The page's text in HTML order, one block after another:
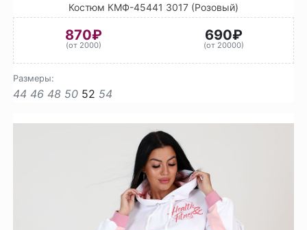
Костюм КМФ-45441 3017 (Розовый)
870₽
(от 2000)
690₽
(от 20000)
Размеры:
44 46 48 50 52 54